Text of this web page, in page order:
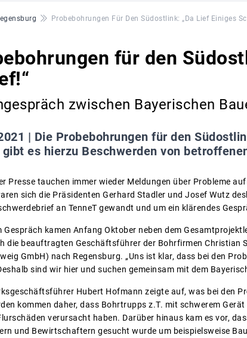
Probebohrungen Für Den Südostlink: „Da Lief Einiges
für den
zwischen Bayerischen
| Die Probebohrungen für den
es hierzu Beschwerden von
Presse tauchen immer wieder Meldungen über Probleme
sich die Präsidenten Gerhard Stadler und Josef Wutz
an TenneT gewandt und um ein klärendes
Gespräch kamen Anfang Oktober neben dem
die beauftragten Geschäftsführer der Bohrfirmen Christian
GmbH) nach Regensburg. „Uns ist klar, dass bei den
sind wir hier und suchen gemeinsam mit dem
Hubert Hofmann zeigte auf, was bei den
kommen daher, dass Bohrtrupps z.T. mit schwerem
verursacht haben. Darüber hinaus kam es vor,
und Bewirtschaftern gesucht wurde um beispielsweise